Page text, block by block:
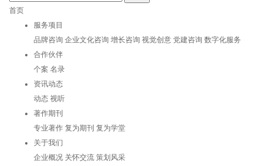
首页
服务项目
品牌咨询 企业文化咨询 增长咨询 视觉创意 党建咨询 数字化服务
合作伙伴
个案 名录
资讯动态
动态 视听
著作期刊
专业著作 复为期刊 复为学堂
关于我们
企业概况 关怀交流 策划风采